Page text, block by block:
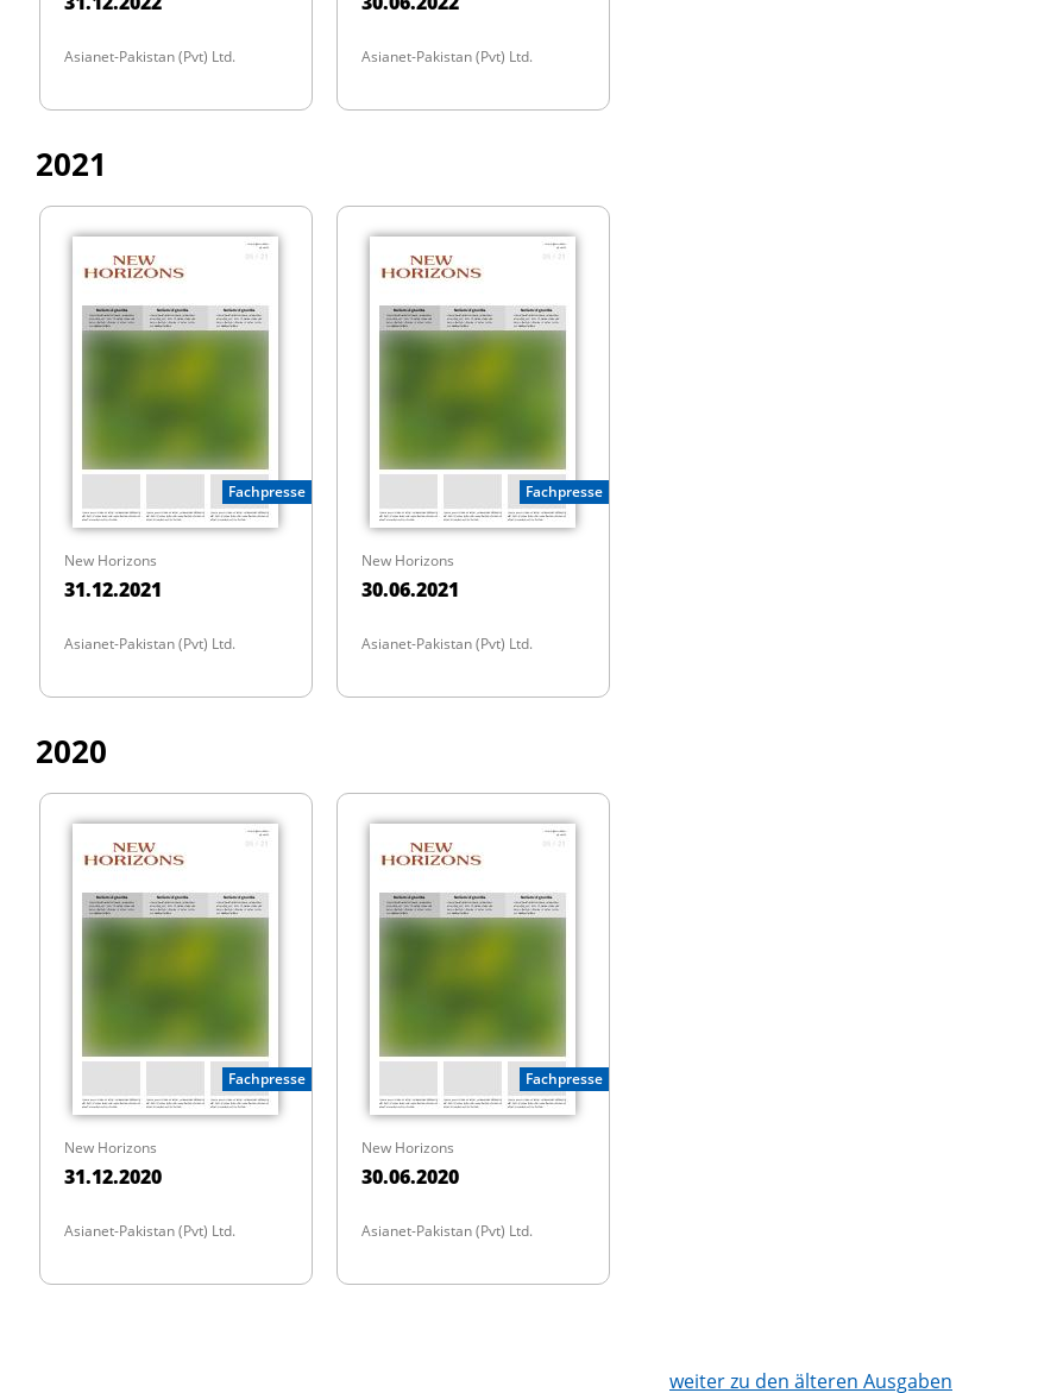
Asianet-Pakistan (Pvt) Ltd. Asianet-Pakistan (Pvt) Ltd.
2021
Fachpresse
New Horizons
31.12.2021
Asianet-Pakistan (Pvt) Ltd.
Fachpresse
New Horizons
30.06.2021
Asianet-Pakistan (Pvt) Ltd.
2020
Fachpresse
New Horizons
31.12.2020
Asianet-Pakistan (Pvt) Ltd.
Fachpresse
New Horizons
30.06.2020
Asianet-Pakistan (Pvt) Ltd.
weiter zu den älteren Ausgaben